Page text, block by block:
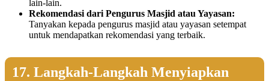
lain-lain.
Rekomendasi dari Pengurus Masjid atau Yayasan:
Tanyakan kepada pengurus masjid atau yayasan setempat
untuk mendapatkan rekomendasi yang terbaik.
17. Langkah-Langkah Menyiapkan